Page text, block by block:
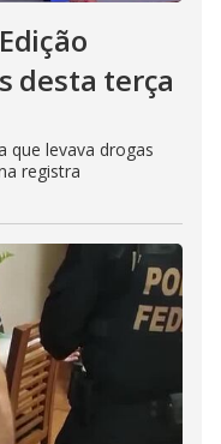
desta terça
que levava drogas
registra